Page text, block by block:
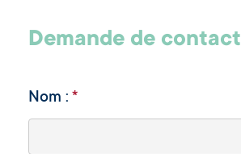
Demande de contact
Nom : *